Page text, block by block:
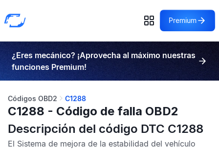
Premium
¿Eres mecánico? ¡Aprovecha al máximo nuestras
funciones Premium!
Códigos OBD2 C1288
C1288 - Código de falla OBD2
Descripción del código DTC C1288
El Sistema de mejora de la estabilidad del vehículo